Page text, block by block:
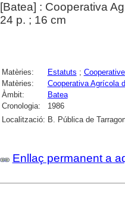
[Batea] : Cooperativa
24 p. ; 16 cm
Matèries: Estatuts ;
Matèries:
Cooperativa Agrícola
Àmbit:
Batea
Cronologia:
1986
Localització: B. Pública de
Enllaç permanent a